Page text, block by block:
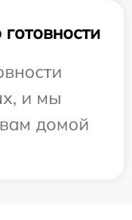
и мы
домой